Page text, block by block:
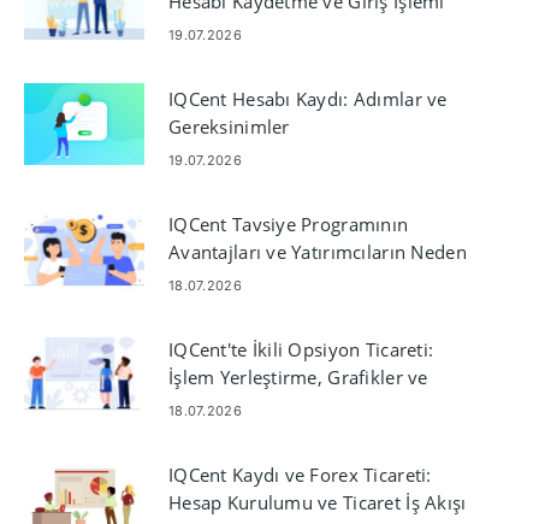
19.07.2026
IQCent Hesabı Kaydı: Adımlar ve
Gereksinimler
19.07.2026
IQCent Tavsiye Programının
Avantajları ve Yatırımcıların Neden
IQCent'i Seçtiği
18.07.2026
IQCent'te İkili Opsiyon Ticareti:
İşlem Yerleştirme, Grafikler ve
Risk
18.07.2026
IQCent Kaydı ve Forex Ticareti:
Hesap Kurulumu ve Ticaret İş Akışı